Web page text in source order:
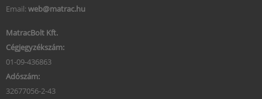
Email: web@matrac.hu
MatracBolt Kft.
Cégjegyzékszám:
01-09-436863
Adószám:
32677056-2-43